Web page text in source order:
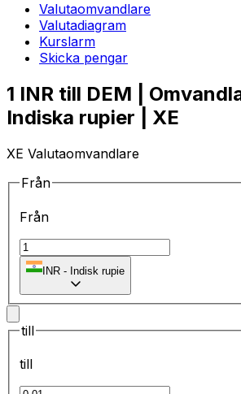
Valutaomvandlare
Valutadiagram
Kurslarm
Skicka pengar
1 INR till DEM |
Indiska rupier | XE
XE Valutaomvandlare
Från
Från
INR - Indisk rupie
till
till